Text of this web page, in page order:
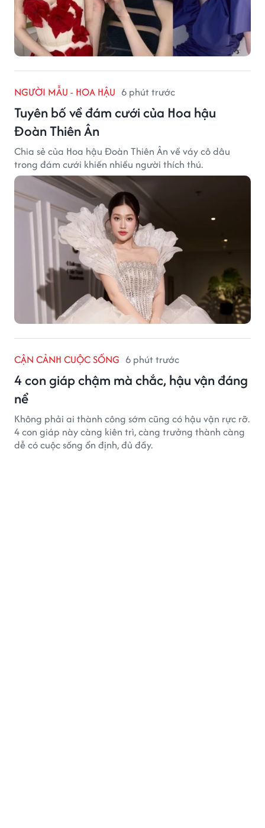
NGƯỜI MẪU - HOA HẬU 6 phút trước
Tuyên bố về đám cưới của Hoa hậu
Đoàn Thiên Ân
Chia sẻ của Hoa hậu Đoàn Thiên Ân về váy cô dâu
trong đám cưới khiến nhiều người thích thú.
CẬN CẢNH CUỘC SỐNG 6 phút trước
4 con giáp chậm mà chắc, hậu vận đáng
nể
Không phải ai thành công sớm cũng có hậu vận rực rỡ.
4 con giáp này càng kiên trì, càng trưởng thành càng
dễ có cuộc sống ổn định, đủ đầy.